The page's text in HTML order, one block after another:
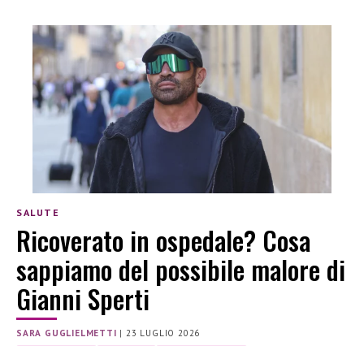
SALUTE
Ricoverato in ospedale? Cosa
sappiamo del possibile malore di
Gianni Sperti
SARA GUGLIELMETTI |23 LUGLIO 2026